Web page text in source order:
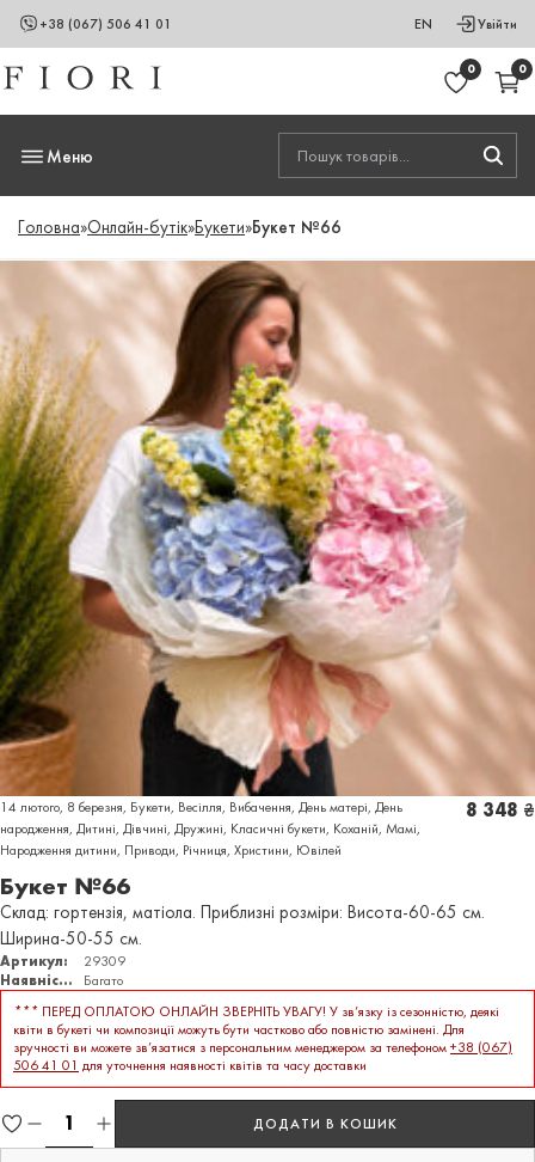
+38 (067) 506 41 01 EN Увійти
0 0
Меню
Головна»Онлайн-бутік»Букети»Букет №66
14 лютого, 8 березня, Букети, Весілля, Вибачення, День матері, День
народження, Дитині, Дівчині, Дружині, Класичні букети, Коханій, Мамі,
Народження дитини, Приводи, Річниця, Христини, Ювілей
Букет №66
8 348 ₴
Склад: гортензія, матіола. Приблизні розміри: Висота-60-65 см.
Ширина-50-55 см.
Артикул:
29309
Наявність:
Багато
*** ПЕРЕД ОПЛАТОЮ ОНЛАЙН ЗВЕРНІТЬ УВАГУ! У зв’язку із сезонністю, деякі
квіти в букеті чи композиції можуть бути частково або повністю замінені. Для
зручності ви можете зв’язатися з персональним менеджером за телефоном+38 (067)
506 41 01 для уточнення наявності квітів та часу доставки
ДОДАТИ В КОШИК